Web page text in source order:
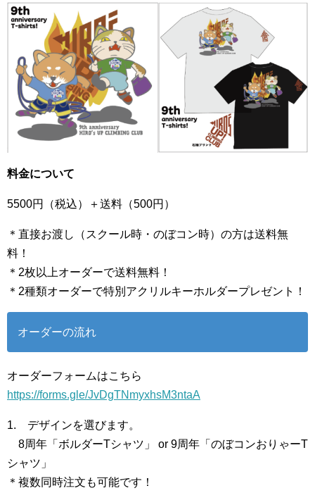
料金について
5500円（税込）＋送料（500円）
＊直接お渡し（スクール時・のぼコン時）の方は送料無
料！
＊2枚以上オーダーで送料無料！
＊2種類オーダーで特別アクリルキーホルダープレゼント！
オーダーの流れ
オーダーフォームはこちら
https://forms.gle/JvDgTNmyxhsM3ntaA
1. デザインを選びます。
8周年「ボルダーTシャツ」 or 9周年「のぼコンおりゃーT
シャツ」
＊複数同時注文も可能です！